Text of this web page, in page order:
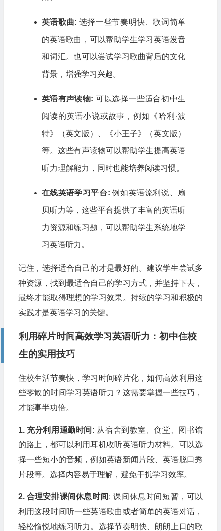
英语歌曲: 选择一些节奏明快、歌词简单
的英语歌曲，可以帮助学生学习英语发音
和词汇。也可以尝试学习歌曲背后的文化
背景，增强学习兴趣。
英语有声读物: 可以选择一些适合初中生
阅读的英语小说或故事，例如《哈利·波
特》（英文版）、《小王子》（英文版）
等。这些有声读物可以帮助学生提高英语
听力理解能力，同时也能培养阅读习惯。
在线英语学习平台: 例如英语流利说、扇
贝听力等，这些平台提供了丰富的英语听
力资源和练习题，可以帮助学生系统地学
习英语听力。
记住，选择适合自己的才是最好的。建议学生尝试多
种资源，找到最适合自己的学习方式，并坚持下去，
最终才能取得理想的学习效果。持续的学习和积极的
实践才是英语学习的关键。
利用碎片时间高效学习英语听力：初中住校
生的实用技巧
住校生活节奏快，学习时间碎片化，如何高效利用这
些零散的时间学习英语听力？这需要掌握一些技巧，
才能事半功倍。
1. 充分利用通勤时间: 从宿舍到教室、食堂、图书馆
的路上，都可以利用耳机收听英语听力材料。可以选
择一些短小的音频，例如英语新闻片段、英语脱口秀
片段等。选择内容易于理解，避免干扰学习效率。
2. 合理安排课间休息时间: 课间休息时间短暂，可以
利用这段时间听一些英语歌曲或者简单的英语对话，
轻松愉悦地练习听力。选择节奏明快、朗朗上口的歌